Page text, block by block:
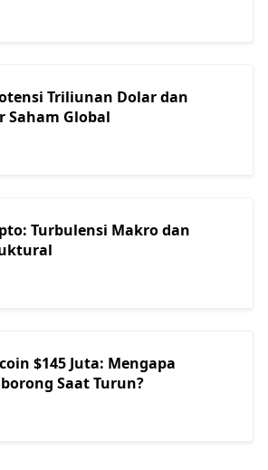
Triliunan Dolar dan
Saham Global
Turbulensi Makro dan
$145 Juta: Mengapa
Saat Turun?